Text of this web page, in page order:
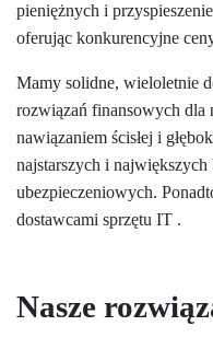
pieniężnych i
oferując konkurencyjne
Mamy solidne, wieloletnie
rozwiązań finansowych dla
nawiązaniem ścisłej i
najstarszych i
ubezpieczeniowych.
dostawcami sprzętu IT .
Nasze